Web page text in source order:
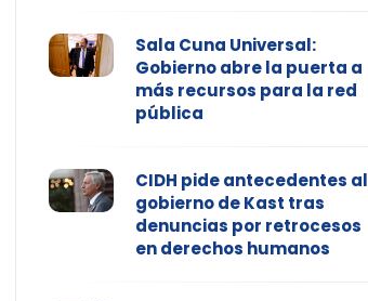
Sala Cuna Universal:
Gobierno abre la puerta a
más recursos para la red
pública
CIDH pide antecedentes al
gobierno de Kast tras
denuncias por retrocesos
en derechos humanos